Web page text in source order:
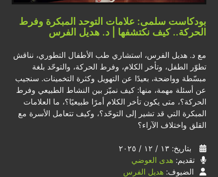
بودكاست سلمى: علامات التوحد المبكرة وفرط
الحركة.. كيف نكتشفها | د. هديل الفرس
مع د. هديل الفرس، استشاري طب الأطفال التطوري، نناقش
تطوّر الطفل، وتأخر الكلام، وفرط الحركة، والتوحّد بلغة
مبسّطة وواضحة، بعيدًا عن التهويل وكثرة التخمينات. سنجيب
عن أسئلة مهمة، منها: كيف نميّز بين النشاط الطبيعي وفرط
الحركة؟، متى يكون تأخر الكلام أمرًا طبيعيًا؟، ما العلامات
المبكرة التي قد تشير إلى التوحّد؟، وكيف تتعامل الأسرة مع
القلق واختلاف الآراء؟
بتاريخ: ١٣ / ١٢ / ٢٠٢٥
تقديم: هدى العوضي
الضيوف: هديل الفرس